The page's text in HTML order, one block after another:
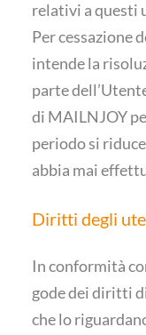
relativi a questi
Per cessazione
intende la
parte
di MAILNJOY
periodo si
abbia mai
Diritti degli
In conformità
gode dei diritti
che lo